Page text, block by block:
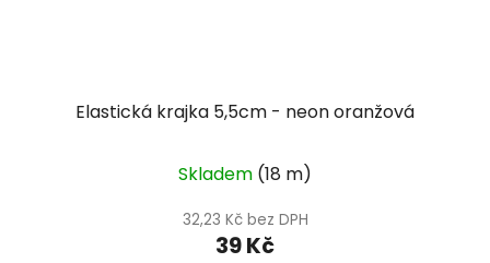
Elastická krajka 5,5cm - neon oranžová
Skladem (18 m)
32,23 Kč bez DPH
39 Kč